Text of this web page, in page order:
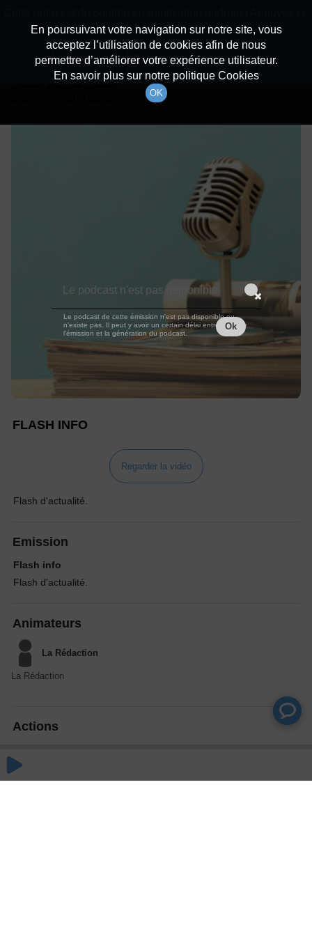
Détails De L'épisode
à 15h59
FLASH INFO
Regarder la vidéo
Flash d'actualité.
Emission
Flash info
Flash d'actualité.
Animateurs
La Rédaction
La Rédaction
Actions
En poursuivant votre navigation sur notre site, vous
acceptez l’utilisation de cookies afin de nous
permettre d’améliorer votre expérience utilisateur.
En savoir plus sur notre politique Cookies
OK
dessous pour l'installer.
Non merci Télécharger l'application
Le podcast n'est pas disponible
Le podcast de cette émission n'est pas disponible ou
n'existe pas. Il peut y avoir un certain délai entre la fin de
l'émission et la génération du podcast.
Ok